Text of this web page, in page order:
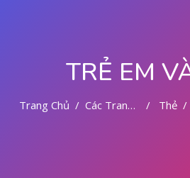
TRẺ EM
Trang Chủ Các Trang Của Hệ Thống Thẻ